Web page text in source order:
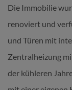
Die Immobilie
renoviert und
und Türen mit
Zentralheizung
der kühleren